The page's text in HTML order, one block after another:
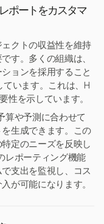
ポートをカスタマ
クトの収益性を維持
す。多くの組織は、
ョンを採用すること
ています。これは、H
性を示しています。
算や予測に合わせて
生成できます。この
定のニーズを反映し
レポーティング機能
支出を監視し、コス
が可能になります。